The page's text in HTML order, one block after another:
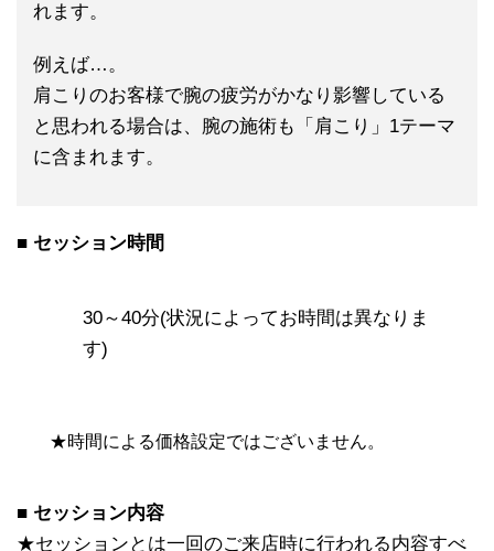
れます。
例えば…。
肩こりのお客様で腕の疲労がかなり影響している
と思われる場合は、腕の施術も「肩こり」1テーマ
に含まれます。
■ セッション時間
30～40分(状況によってお時間は異なりま
す)
★時間による価格設定ではございません。
■ セッション内容
★セッションとは一回のご来店時に行われる内容すべ